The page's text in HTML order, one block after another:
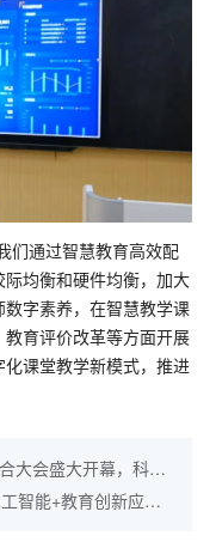
们通过智慧教育高效配
均衡和硬件均衡，加大
字素养，在智慧教学课
育评价改革等方面开展
课堂教学新模式，推进
大会盛大开幕，科大
智能+教育创新应用